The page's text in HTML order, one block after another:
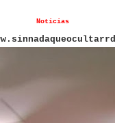
Noticias